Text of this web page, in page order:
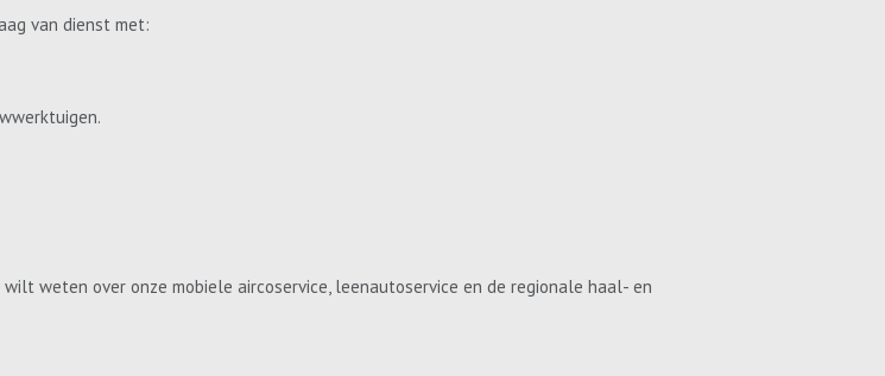
van dienst met:
weten over onze mobiele aircoservice, leenautoservice en de regionale haal- en